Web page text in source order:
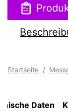
Startseite
Daten